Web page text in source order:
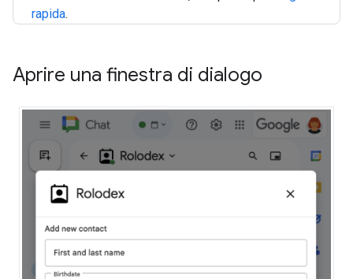
rapida.
Aprire una finestra di dialogo